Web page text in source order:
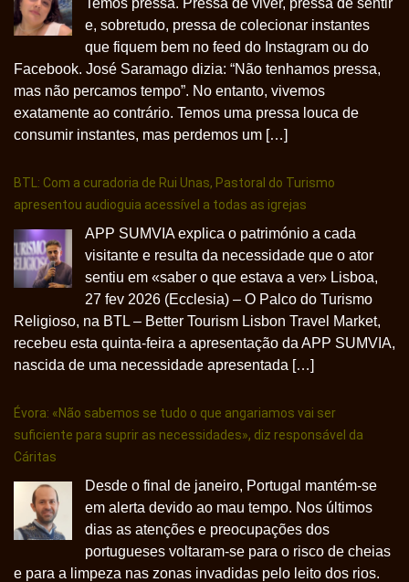
e, sobretudo, pressa de colecionar instantes
que fiquem bem no feed do Instagram ou do
Facebook. José Saramago dizia: “Não tenhamos pressa,
mas não percamos tempo”. No entanto, vivemos
exatamente ao contrário. Temos uma pressa louca de
consumir instantes, mas perdemos um […]
BTL: Com a curadoria de Rui Unas, Pastoral do Turismo
apresentou audioguia acessível a todas as igrejas
APP SUMVIA explica o património a cada
visitante e resulta da necessidade que o ator
sentiu em «saber o que estava a ver» Lisboa,
27 fev 2026 (Ecclesia) – O Palco do Turismo
Religioso, na BTL – Better Tourism Lisbon Travel Market,
recebeu esta quinta-feira a apresentação da APP SUMVIA,
nascida de uma necessidade apresentada […]
Évora: «Não sabemos se tudo o que angariamos vai ser
suficiente para suprir as necessidades», diz responsável da
Cáritas
Desde o final de janeiro, Portugal mantém-se
em alerta devido ao mau tempo. Nos últimos
dias as atenções e preocupações dos
portugueses voltaram-se para o risco de cheias
e para a limpeza nas zonas invadidas pelo leito dos rios.